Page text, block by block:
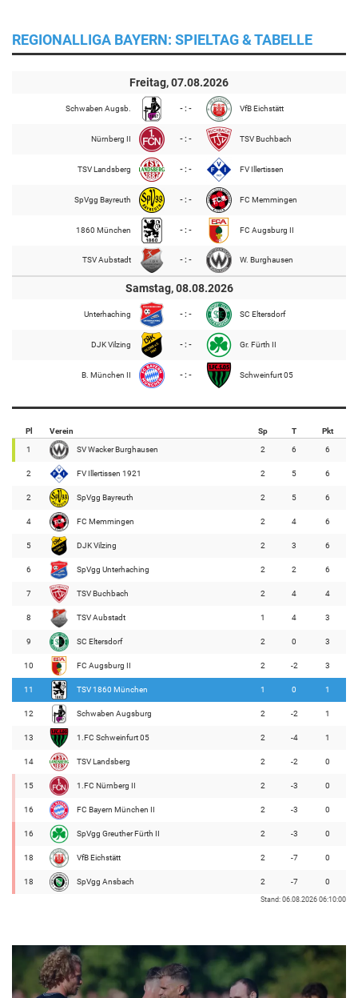
REGIONALLIGA BAYERN: SPIELTAG & TABELLE
Freitag, 07.08.2026
Schwaben Augsb. - : - VfB Eichstätt
Nürnberg II - : - TSV Buchbach
TSV Landsberg - : - FV Illertissen
SpVgg Bayreuth - : - FC Memmingen
1860 München - : - FC Augsburg II
TSV Aubstadt - : - W. Burghausen
Samstag, 08.08.2026
Unterhaching - : - SC Eltersdorf
DJK Vilzing - : - Gr. Fürth II
B. München II - : - Schweinfurt 05
Pl Verein Sp T Pkt
1 SV Wacker Burghausen 2 6 6
2 FV Illertissen 1921 2 5 6
2 SpVgg Bayreuth 2 5 6
4 FC Memmingen 2 4 6
5 DJK Vilzing 2 3 6
6 SpVgg Unterhaching 2 2 6
7 TSV Buchbach 2 4 4
8 TSV Aubstadt 1 4 3
9 SC Eltersdorf 2 0 3
10 FC Augsburg II 2 -2 3
11 TSV 1860 München 1 0 1
12 Schwaben Augsburg 2 -2 1
13 1.FC Schweinfurt 05 2 -4 1
14 TSV Landsberg 2 -2 0
15 1.FC Nürnberg II 2 -3 0
16 FC Bayern München II 2 -3 0
16 SpVgg Greuther Fürth II 2 -3 0
18 VfB Eichstätt 2 -7 0
18 SpVgg Ansbach 2 -7 0
Stand: 06.08.2026 06:10:00